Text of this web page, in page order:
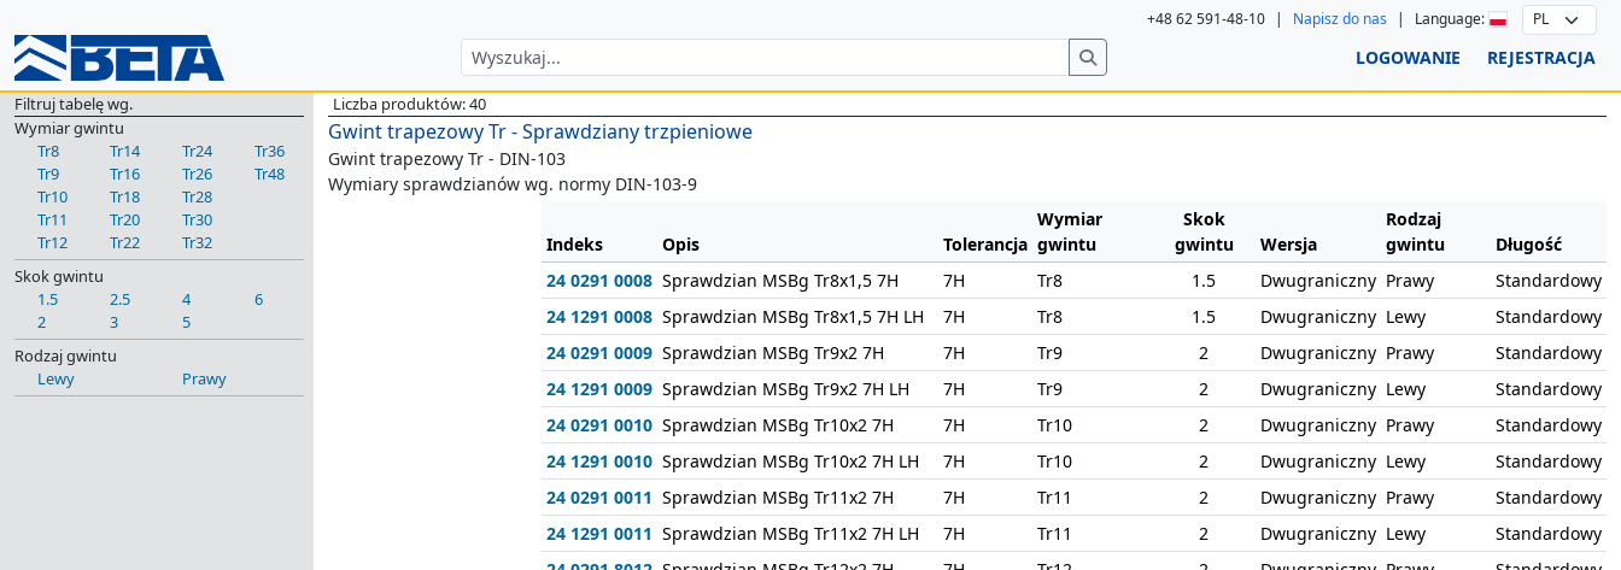
+48 62 591-48-10 | Napisz do nas | Language:
LOGOWANIE REJESTRACJA
Filtruj tabelę wg.
Wymiar gwintu
Tr8
Tr9
Tr10
Tr11
Tr12
Tr14
Tr16
Tr18
Tr20
Tr22
Tr24
Tr26
Tr28
Tr30
Tr32
Tr36
Tr48
Skok gwintu
1.5
2
2.5
3
4
5
6
Rodzaj gwintu
Lewy
Prawy
Liczba produktów: 40
Gwint trapezowy Tr - Sprawdziany trzpieniowe
Gwint trapezowy Tr - DIN-103
Wymiary sprawdzianów wg. normy DIN-103-9
Indeks Opis Tolerancja
Wymiar
gwintu
Skok
gwintu
Wersja
Rodzaj
gwintu
Długość
24 0291 0008 Sprawdzian MSBg Tr8x1,5 7H 7H Tr8 1.5 Dwugraniczny Prawy
Standardowy
24 1291 0008 Sprawdzian MSBg Tr8x1,5 7H LH 7H Tr8 1.5 Dwugraniczny Lewy
Standardowy
24 0291 0009 Sprawdzian MSBg Tr9x2 7H 7H Tr9 2 Dwugraniczny Prawy
Standardowy
24 1291 0009 Sprawdzian MSBg Tr9x2 7H LH 7H Tr9 2 Dwugraniczny Lewy
Standardowy
24 0291 0010 Sprawdzian MSBg Tr10x2 7H 7H Tr10 2 Dwugraniczny Prawy
Standardowy
24 1291 0010 Sprawdzian MSBg Tr10x2 7H LH 7H Tr10 2 Dwugraniczny Lewy
Standardowy
24 0291 0011 Sprawdzian MSBg Tr11x2 7H 7H Tr11 2 Dwugraniczny Prawy
Standardowy
24 1291 0011 Sprawdzian MSBg Tr11x2 7H LH 7H Tr11 2 Dwugraniczny Lewy
Standardowy